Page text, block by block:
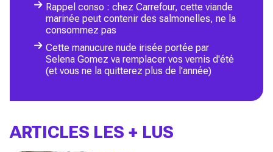
Rappel conso : chez Carrefour, cette viande
marinée peut contenir des salmonelles, ne la
consommez pas
Cette manucure nude irisée portée par
Selena Gomez va remplacer vos vernis d'été
(et vous ne la quitterez plus de l'année)
ARTICLES LES + LUS